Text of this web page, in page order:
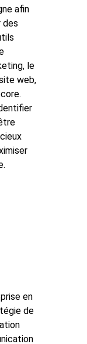
afin
des
le
web,
en
de